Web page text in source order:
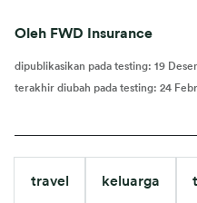
Oleh FWD Insurance
dipublikasikan pada testing: 19
terakhir diubah pada testing: 24
travel keluarga